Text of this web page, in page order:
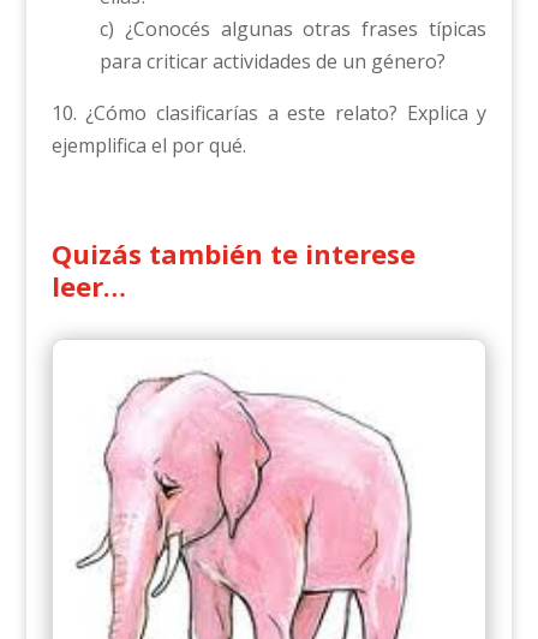
c) ¿Conocés algunas otras frases típicas
para criticar actividades de un género?
10. ¿Cómo clasificarías a este relato? Explica y
ejemplifica el por qué.
Quizás también te interese
leer…